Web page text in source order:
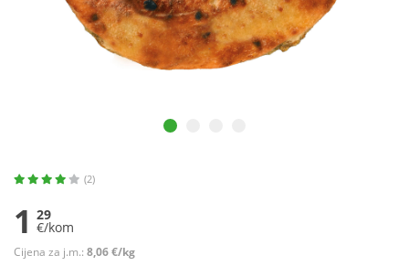
(2)
1 29
€/kom
Cijena za j.m.: 8,06 €/kg